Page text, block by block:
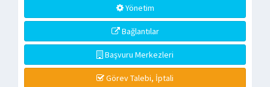
Yönetim
Bağlantılar
Başvuru Merkezleri
Görev Talebi, İptali